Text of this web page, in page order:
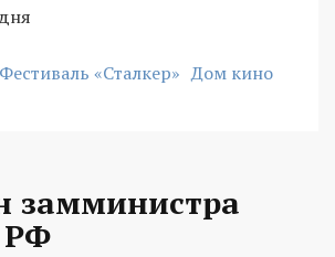
Фестиваль «Сталкер» Дом кино
замминистра
РФ